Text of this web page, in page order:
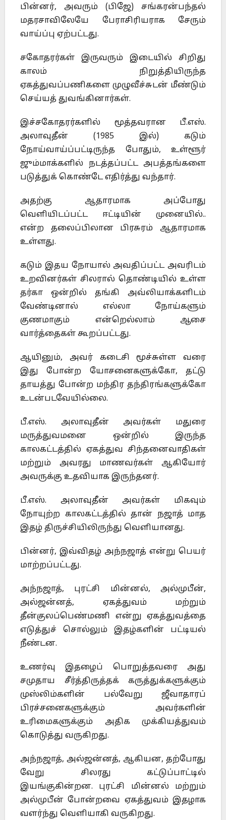
பின்னர், அவரும் (பிஜே) சங்கரன்பந்தல்
மதரசாவிலேயே பேராசிரியராக சேரும்
வாய்ப்பு ஏற்பட்டது.
சகோதரர்கள் இருவரும் இடையில் சிறிது
காலம் நிறுத்தியிருந்த
ஏகத்துவப்பணிகளை முழுவீச்சுடன் மீண்டும்
செய்யத் துவங்கினார்கள்.
இச்சகோதரர்களில் மூத்தவரான பீ.எஸ்.
அலாவுதீன் (1985 இல்) கடும்
நோய்வாய்ப்பட்டிருந்த போதும், உள்ளூர்
ஜும்மாக்களில் நடத்தப்பட்ட அபத்தங்களை
படுத்துக் கொண்டே எதிர்த்து வந்தார்.
அதற்கு ஆதாரமாக அப்போது
வெளியிடப்பட்ட ஈட்டியின் முனையில்..
என்ற தலைப்பிலான பிரசுரம் ஆதாரமாக
உள்ளது.
கடும் இதய நோயால் அவதிப்பட்ட அவரிடம்
உறவினர்கள் சிலரால் தொண்டியில் உள்ள
தர்கா ஒன்றில் தங்கி அவ்லியாக்களிடம்
வேண்டினால் எல்லா நோய்களும்
குணமாகும் என்றெல்லாம் ஆசை
வார்த்தைகள் கூறப்பட்டது.
ஆயினும், அவர் கடைசி மூச்சுள்ள வரை
இது போன்ற யோசனைகளுக்கோ, தட்டு
தாயத்து போன்ற மந்திர தந்திரங்களுக்கோ
உடன்படவேயில்லை.
பீ.எஸ். அலாவுதீன் அவர்கள் மதுரை
மருத்துவமனை ஒன்றில் இருந்த
காலகட்டத்தில் ஏகத்துவ சிந்தனைவாதிகள்
மற்றும் அவரது மாணவர்கள் ஆகியோர்
அவருக்கு உதவியாக இருந்தனர்.
பீ.எஸ். அலாவுதீன் அவர்கள் மிகவும்
நோயுற்ற காலகட்டத்தில் தான் நஜாத் மாத
இதழ் திருச்சியிலிருந்து வெளியானது.
பின்னர், இவ்விதழ் அந்நஜாத் என்று பெயர்
மாற்றப்பட்டது.
அந்நஜாத், புரட்சி மின்னல், அல்முபீன்,
அல்ஜன்னத், ஏகத்துவம் மற்றும்
தீன்குலப்பெண்மணி என்று ஏகத்துவத்தை
எடுத்துச் சொல்லும் இதழ்களின் பட்டியல்
நீண்டன.
உணர்வு இதழைப் பொறுத்தவரை அது
சமுதாய சீர்த்திருத்தக் கருத்துக்களுக்கும்
முஸ்லிம்களின் பல்வேறு ஜீவாதாரப்
பிரச்சனைகளுக்கும் அவர்களின்
உரிமைகளுக்கும் அதிக முக்கியத்துவம்
கொடுத்து வருகிறது.
அந்நஜாத், அல்ஜன்னத், ஆகியன, தற்போது
வேறு சிலரது கட்டுப்பாட்டில்
இயங்குகின்றன. புரட்சி மின்னல் மற்றும்
அல்முபீன் போன்றவை ஏகத்துவம் இதழாக
வளர்ந்து வெளியாகி வருகிறது.